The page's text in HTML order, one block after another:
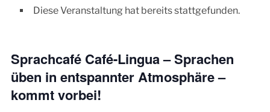
Diese Veranstaltung hat bereits stattgefunden.
Sprachcafé Café-Lingua – Sprachen
üben in entspannter Atmosphäre –
kommt vorbei!